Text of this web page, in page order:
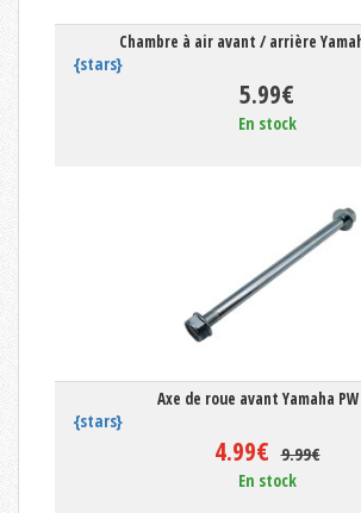
Chambre à air avant / arrière
{stars}
5.99€
En stock
Axe de roue avant Yamaha PW
{stars}
4.99€ 9.99€
En stock